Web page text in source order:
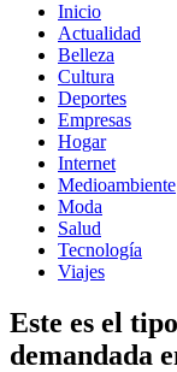
Inicio
Actualidad
Belleza
Cultura
Deportes
Empresas
Hogar
Internet
Medioambiente
Moda
Salud
Tecnología
Viajes
Este es el
demandada